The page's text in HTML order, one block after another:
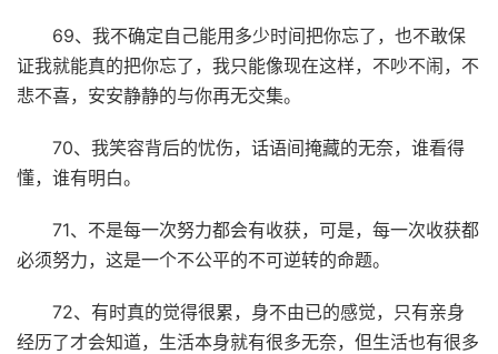
69、我不确定自己能用多少时间把你忘了，也不敢保
证我就能真的把你忘了，我只能像现在这样，不吵不闹，不
悲不喜，安安静静的与你再无交集。
70、我笑容背后的忧伤，话语间掩藏的无奈，谁看得
懂，谁有明白。
71、不是每一次努力都会有收获，可是，每一次收获都
必须努力，这是一个不公平的不可逆转的命题。
72、有时真的觉得很累，身不由已的感觉，只有亲身
经历了才会知道，生活本身就有很多无奈，但生活也有很多